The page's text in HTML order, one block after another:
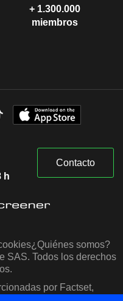
+ 1.300.000
miembros
h
Contacto
¿Quiénes somos?
SAS. Todos los derechos
por Factset,